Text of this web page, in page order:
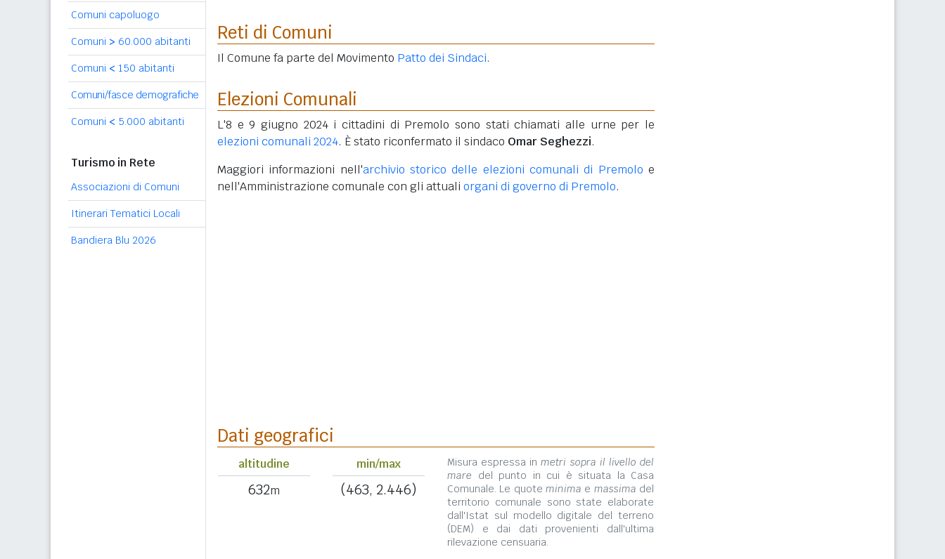
Comuni capoluogo
Comuni > 60.000 abitanti
Comuni < 150 abitanti
Comuni/fasce demografiche
Comuni < 5.000 abitanti
Turismo in Rete
Associazioni di Comuni
Itinerari Tematici Locali
Bandiera Blu 2026
Reti di Comuni
Il Comune fa parte del Movimento Patto dei Sindaci.
Elezioni Comunali
L'8 e 9 giugno 2024 i cittadini di Premolo sono stati chiamati alle urne per le
elezioni comunali 2024. È stato riconfermato il sindaco Omar Seghezzi.
Maggiori informazioni nell'archivio storico delle elezioni comunali di Premolo e
nell'Amministrazione comunale con gli attuali organi di governo di Premolo.
Dati geografici
altitudine
632m
min/max
(463, 2.446)
Misura espressa inmetri sopra il livello del
mare del punto in cui è situata la Casa
Comunale. Le quote minima e massima del
territorio comunale sono state elaborate
dall'Istat sul modello digitale del terreno
(DEM) e dai dati provenienti dall'ultima
rilevazione censuaria.